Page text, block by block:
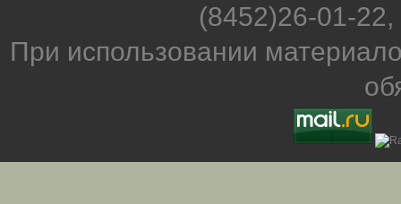
(8452)26-01-
При использовании